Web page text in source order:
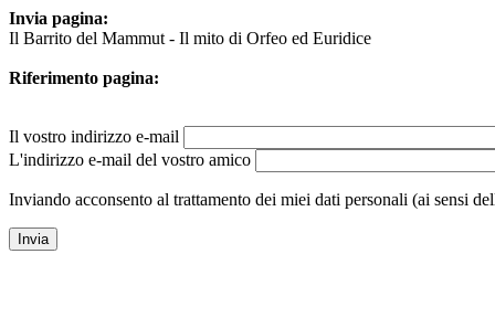
Invia pagina:
Il Barrito del Mammut - Il mito di Orfeo ed Euridice
Riferimento pagina:
Il vostro indirizzo e-mail
L'indirizzo e-mail del vostro amico
Inviando acconsento al trattamento dei miei dati personali (ai sensi